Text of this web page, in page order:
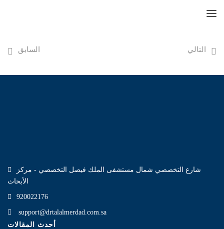
السابق التالي
شارع التخصصي شمال مستشفى الملك فيصل التخصصي - مركز
الأبحاث
920022176
support@drtalalmerdad.com.sa
أحدث المقالات